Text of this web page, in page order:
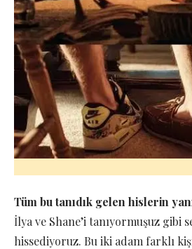
Tüm bu tanıdık gelen hislerin
İlya ve Shane’i tanıyormuşuz gibi
hissediyoruz. Bu iki adam farklı